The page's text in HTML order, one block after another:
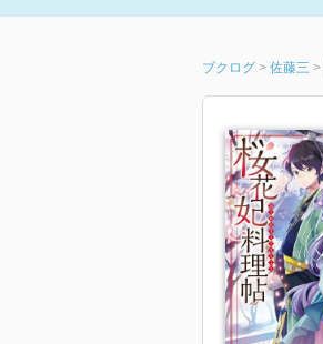
ブクログ > 佐藤三 >